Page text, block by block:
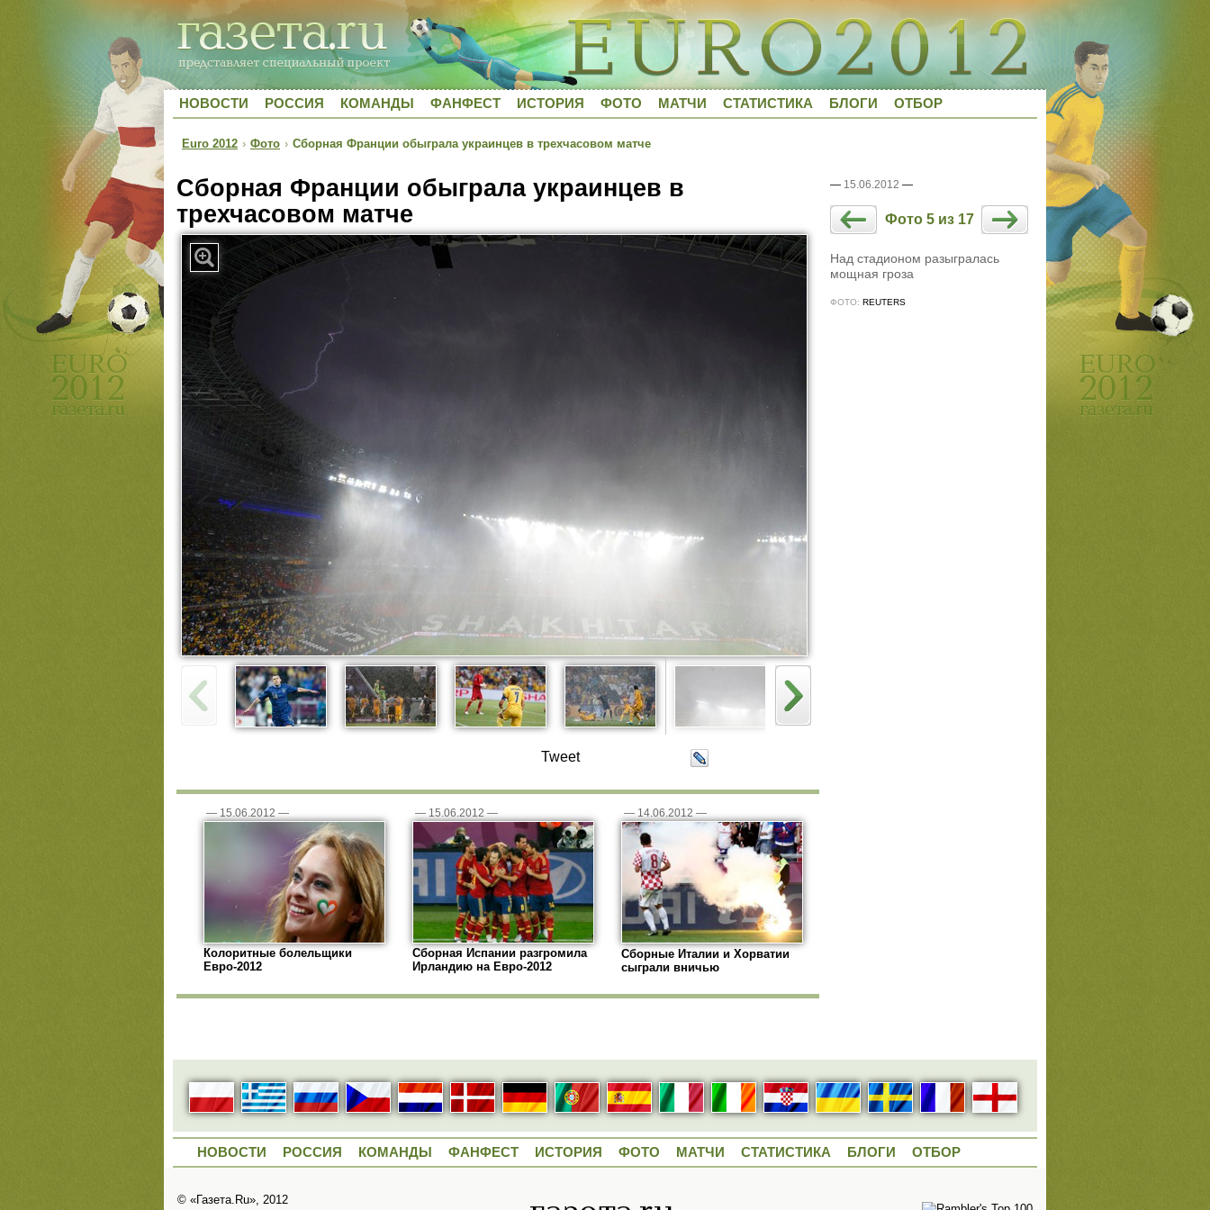
НОВОСТИ РОССИЯ КОМАНДЫ ФАНФЕСТ ИСТОРИЯ ФОТО МАТЧИ СТАТИСТИКА БЛОГИ ОТБОР
Euro 2012 › Фото › Сборная Франции обыграла украинцев в трехчасовом матче
Сборная Франции обыграла украинцев в
трехчасовом матче
Tweet
— 15.06.2012 —
Фото 5 из 17
Над стадионом разыгралась
мощная гроза
ФОТО: REUTERS
— 15.06.2012 —
Колоритные болельщики
Евро-2012
— 15.06.2012 —
Сборная Испании разгромила
Ирландию на Евро-2012
— 14.06.2012 —
Сборные Италии и Хорватии
сыграли вничью
НОВОСТИ РОССИЯ КОМАНДЫ ФАНФЕСТ ИСТОРИЯ ФОТО МАТЧИ СТАТИСТИКА БЛОГИ ОТБОР
© «Газета.Ru», 2012